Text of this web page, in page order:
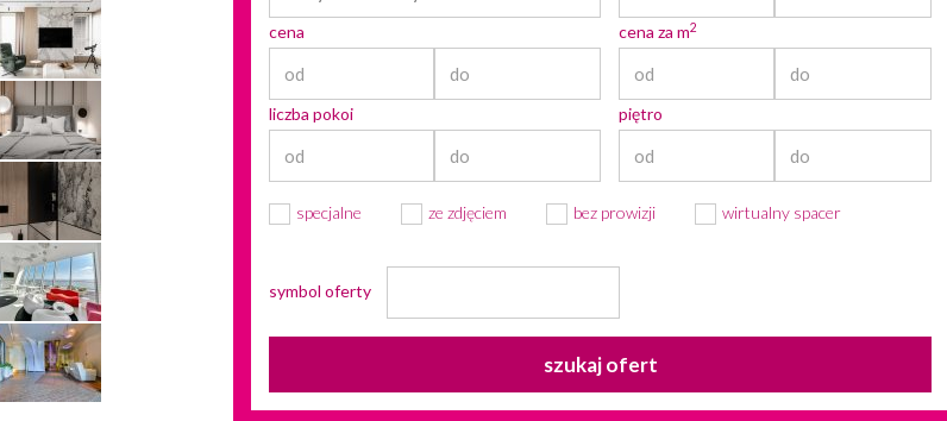
cena cena za m2
liczba pokoi piętro
specjalne ze zdjęciem bez prowizji wirtualny spacer
symbol oferty
szukaj ofert